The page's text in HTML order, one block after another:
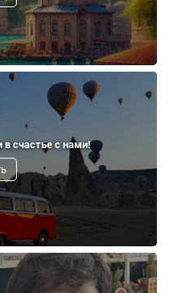
в счастье с нами!